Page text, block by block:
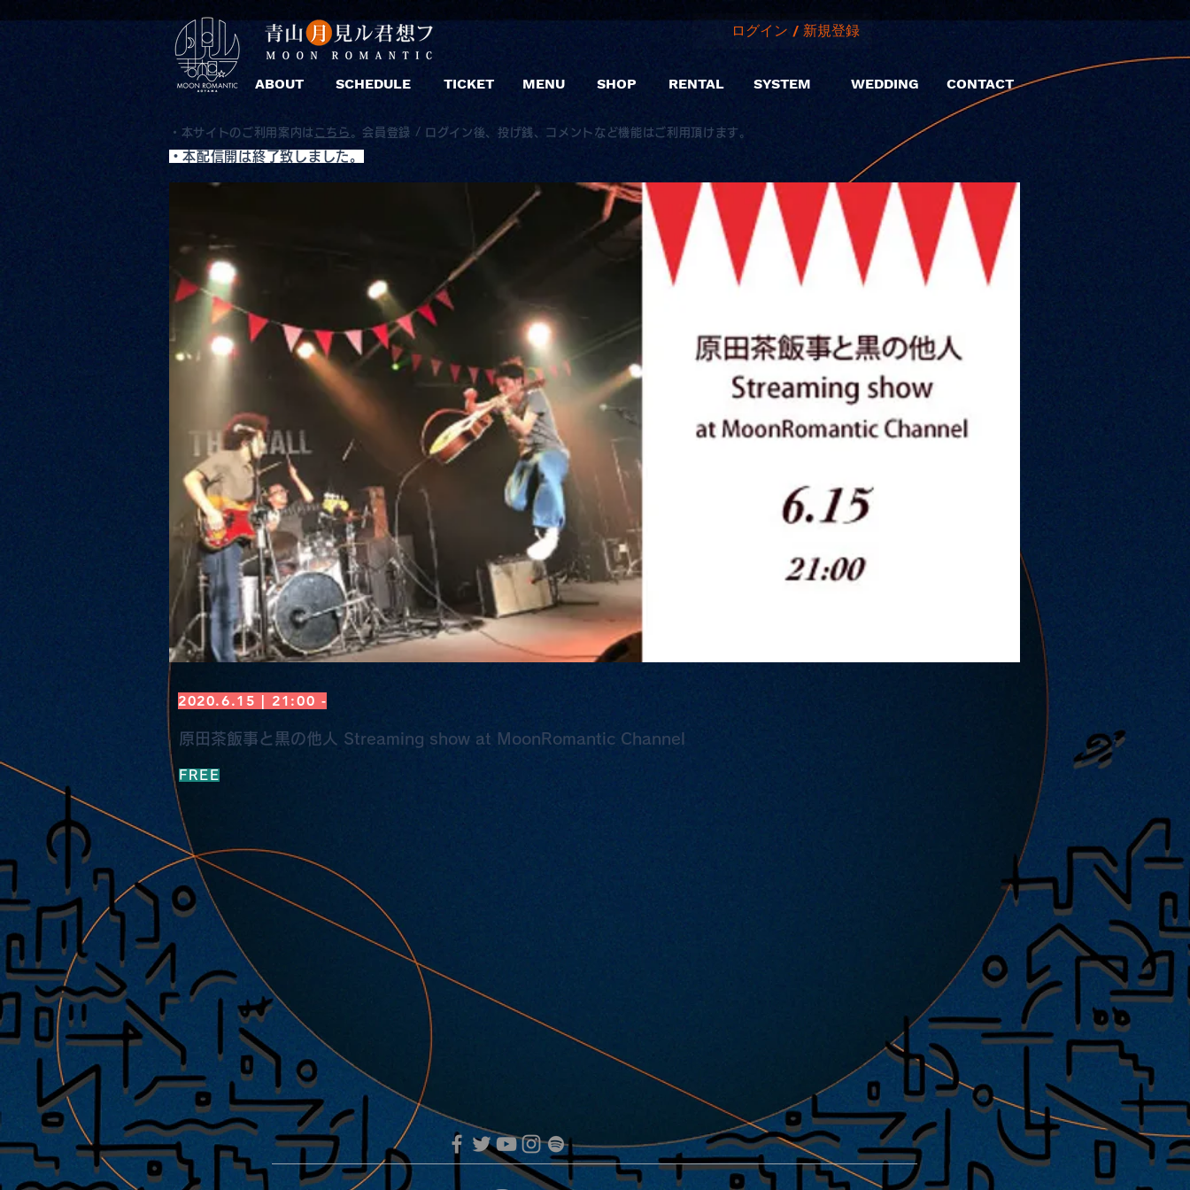
ABOUT SCHEDULE TICKET MENU SHOP
ログイン / 新規登録
RENTAL SYSTEM WEDDING CONTACT
・本サイトのご利用案内は こちら 。 会員登録 / ログイン後、投げ銭、コメントなど機能はご利用頂けます。
​・本配信開は終了致しました。
2020.6.15 | 21:00 -
原田茶飯事と黒の他人 Streaming show at MoonRomantic Channel
FREE